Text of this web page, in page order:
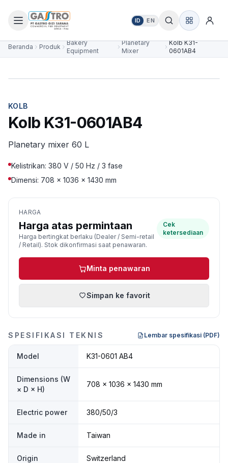
ID EN
Beranda Produk
Bakery
Equipment
Planetary
Mixer
Kolb K31-
0601AB4
KOLB
Kolb K31-0601AB4
Planetary mixer 60 L
Kelistrikan: 380 V / 50 Hz / 3 fase
Dimensi: 708 × 1036 × 1430 mm
HARGA
Harga atas permintaan
Harga bertingkat berlaku (Dealer / Semi-retail
/ Retail). Stok dikonfirmasi saat penawaran.
Cek
ketersediaan
Minta penawaran
Simpan ke favorit
SPESIFIKASI TEKNIS Lembar spesifikasi (PDF)
Model K31-0601 AB4
Dimensions (W
× D × H)
708 × 1036 × 1430 mm
Electric power 380/50/3
Made in Taiwan
Origin Switzerland